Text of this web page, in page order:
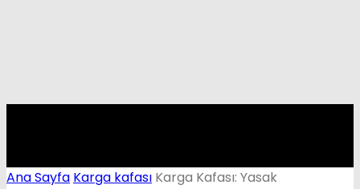
Ana Sayfa Karga kafası Karga Kafası: Yasak